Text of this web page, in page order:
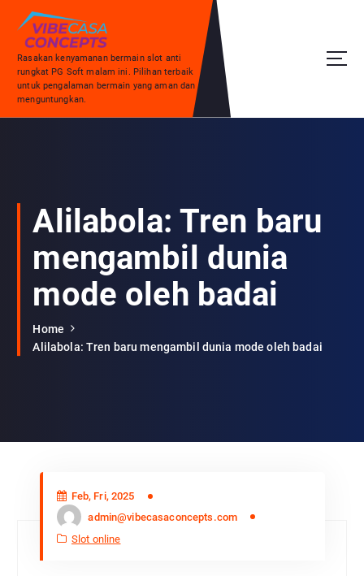
c
Rasakan kenyamanan bermain slot anti
rungkat PG Soft malam ini. Pilihan terbaik
untuk pengalaman bermain yang aman dan
menguntungkan.
Alilabola: Tren baru
mengambil dunia
mode oleh badai
Home
Alilabola: Tren baru mengambil dunia mode oleh badai
Feb, Fri, 2025
admin@vibecasaconcepts.com
Slot online